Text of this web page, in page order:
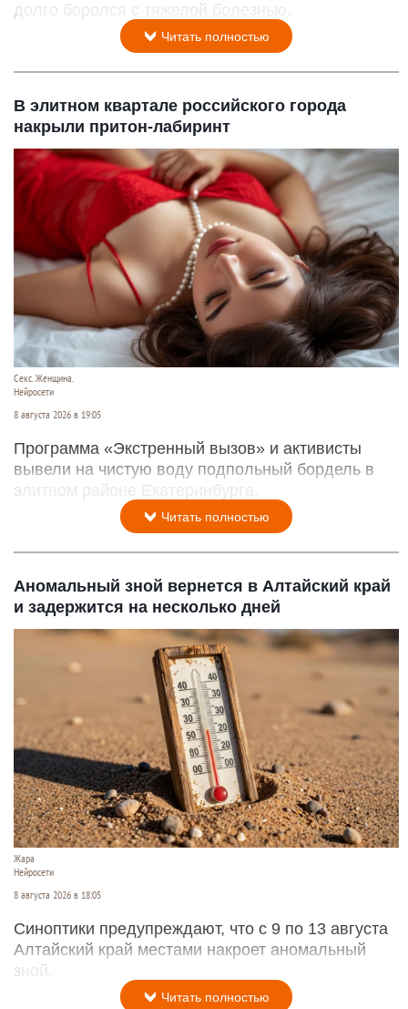
долго боролся с тяжелой болезнью.
Читать полностью
В элитном квартале российского города
накрыли притон-лабиринт
Секс. Женщина.
Нейросети
8 августа 2026 в 19:05
Программа «Экстренный вызов» и активисты
вывели на чистую воду подпольный бордель в
элитном районе Екатеринбурга.
Читать полностью
Аномальный зной вернется в Алтайский край
и задержится на несколько дней
Жара
Нейросети
8 августа 2026 в 18:05
Синоптики предупреждают, что с 9 по 13 августа
Алтайский край местами накроет аномальный
зной.
Читать полностью